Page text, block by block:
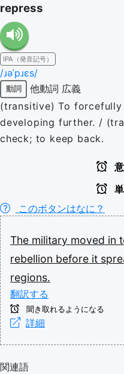
repress
IPA（発音記号）
/ɹəˈpɹɛs/
動詞 他動詞 広義
(transitive) To
developing further. /
check; to keep back.
このボタンはなに？
The military moved in
rebellion before it
regions.
翻訳する
聞き取れるようになる
詳細
関連語